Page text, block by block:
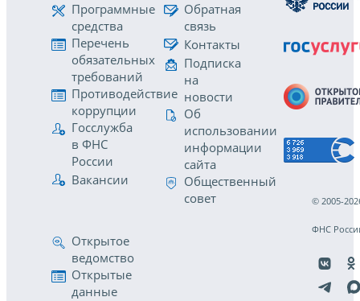
Программные
средства
Перечень
обязательных
требований
Противодействие
коррупции
Госслужба
в ФНС
России
Вакансии
Обратная
связь
Контакты
Подписка
на
новости
Об
использовании
информации
сайта
Общественный
совет
Открытое
ведомство
Открытые
данные
© 2005-
ФНС